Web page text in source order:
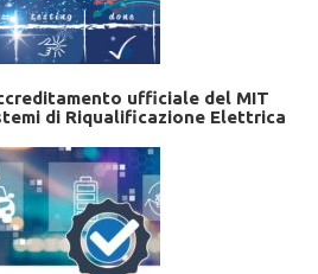
ufficiale del MIT
di Riqualificazione Elettrica